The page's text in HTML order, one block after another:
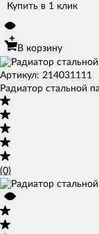
Купить в 1 клик
В корзину
Артикул: 214031111
Радиатор стальной
(0)